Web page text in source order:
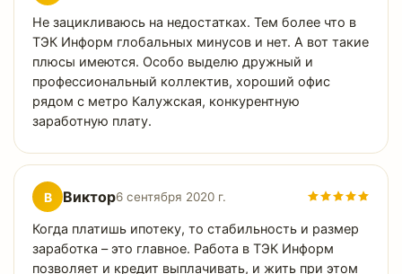
Не зацикливаюсь на недостатках. Тем более что в
ТЭК Информ глобальных минусов и нет. А вот такие
плюсы имеются. Особо выделю дружный и
профессиональный коллектив, хороший офис
рядом с метро Калужская, конкурентную
заработную плату.
В Виктор6 сентября 2020 г.
Когда платишь ипотеку, то стабильность и размер
заработка – это главное. Работа в ТЭК Информ
позволяет и кредит выплачивать, и жить при этом